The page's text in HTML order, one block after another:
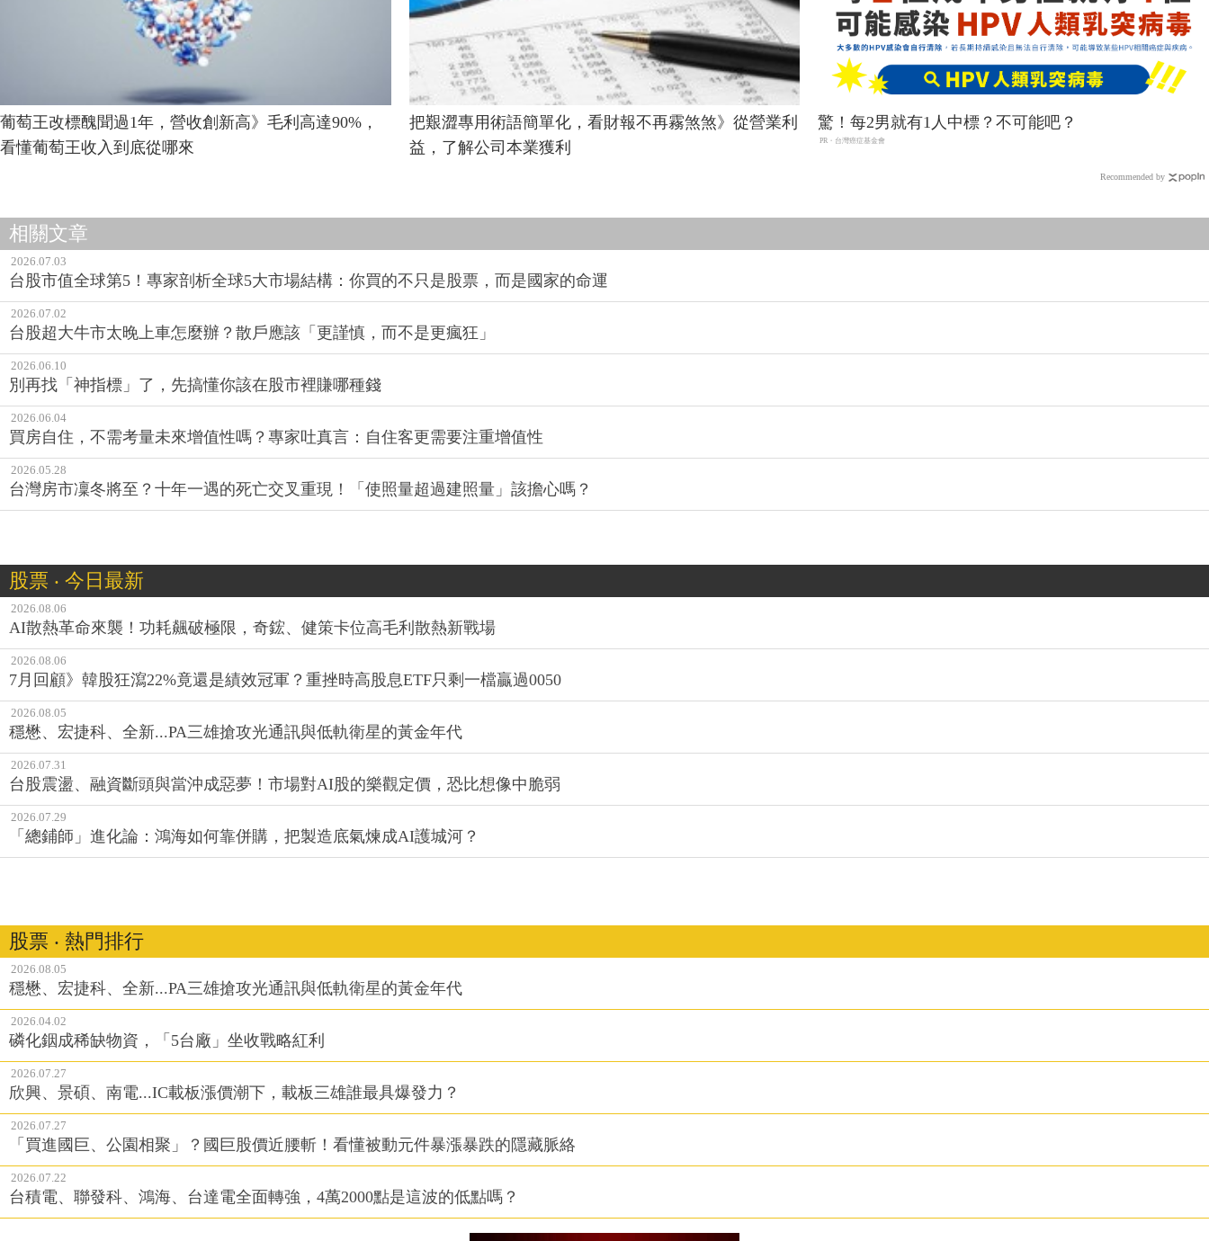
葡萄王改標醜聞過1年，營收創新高》毛利高達90%，
看懂葡萄王收入到底從哪來
把艱澀專用術語簡單化，看財報不再霧煞煞》從營業利
益，了解公司本業獲利
驚！每2男就有1人中標？不可能吧？
PR・台灣癌症基金會
Recommended by
相關文章
2026.07.03
台股市值全球第5！專家剖析全球5大市場結構：你買的不只是股票，而是國家的命運
2026.07.02
台股超大牛市太晚上車怎麼辦？散戶應該「更謹慎，而不是更瘋狂」
2026.06.10
別再找「神指標」了，先搞懂你該在股市裡賺哪種錢
2026.06.04
買房自住，不需考量未來增值性嗎？專家吐真言：自住客更需要注重增值性
2026.05.28
台灣房市凜冬將至？十年一遇的死亡交叉重現！「使照量超過建照量」該擔心嗎？
股票 ‧ 今日最新
2026.08.06
AI散熱革命來襲！功耗飆破極限，奇鋐、健策卡位高毛利散熱新戰場
2026.08.06
7月回顧》韓股狂瀉22%竟還是績效冠軍？重挫時高股息ETF只剩一檔贏過0050
2026.08.05
穩懋、宏捷科、全新...PA三雄搶攻光通訊與低軌衛星的黃金年代
2026.07.31
台股震盪、融資斷頭與當沖成惡夢！市場對AI股的樂觀定價，恐比想像中脆弱
2026.07.29
「總鋪師」進化論：鴻海如何靠併購，把製造底氣煉成AI護城河？
股票 ‧ 熱門排行
2026.08.05
穩懋、宏捷科、全新...PA三雄搶攻光通訊與低軌衛星的黃金年代
2026.04.02
磷化銦成稀缺物資，「5台廠」坐收戰略紅利
2026.07.27
欣興、景碩、南電...IC載板漲價潮下，載板三雄誰最具爆發力？
2026.07.27
「買進國巨、公園相聚」？國巨股價近腰斬！看懂被動元件暴漲暴跌的隱藏脈絡
2026.07.22
台積電、聯發科、鴻海、台達電全面轉強，4萬2000點是這波的低點嗎？